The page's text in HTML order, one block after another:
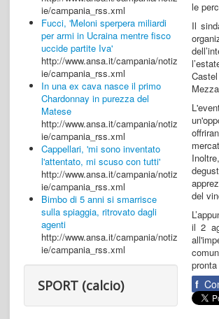
ie/campania_rss.xml
Fucci, 'Meloni sperpera miliardi
per armi in Ucraina mentre fisco
uccide partite Iva'
http://www.ansa.it/campania/notiz
ie/campania_rss.xml
In una ex cava nasce il primo
Chardonnay in purezza del
Matese
http://www.ansa.it/campania/notiz
ie/campania_rss.xml
Cappellari, 'mi sono inventato
l'attentato, mi scuso con tutti'
http://www.ansa.it/campania/notiz
ie/campania_rss.xml
Bimbo di 5 anni si smarrisce
sulla spiaggia, ritrovato dagli
agenti
http://www.ansa.it/campania/notiz
ie/campania_rss.xml
SPORT (calcio)
le
Il
del
il 2
f